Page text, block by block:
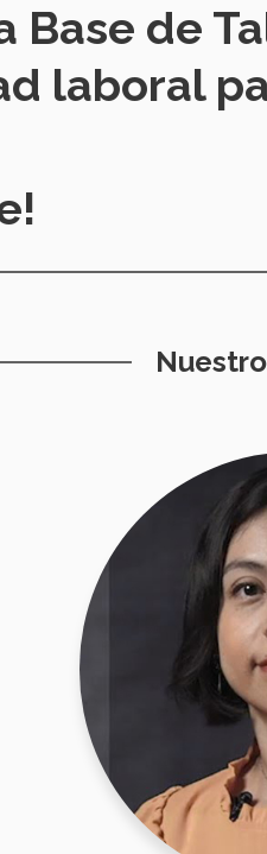
Base de
laboral